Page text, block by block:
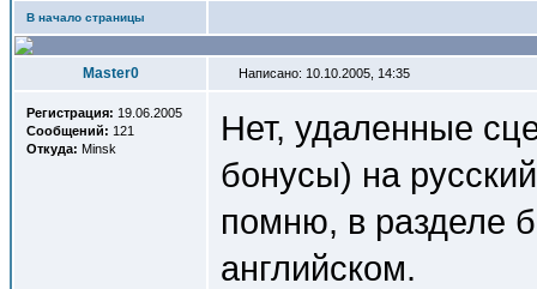
В начало страницы
Master0 Написано: 10.10.2005, 14:35
Регистрация: 19.06.2005
Сообщений: 121
Откуда: Minsk
Нет, удаленные
бонусы) на
помню, в разделе
английском.